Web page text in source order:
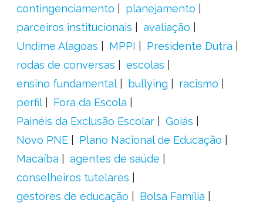
contingenciamento
planejamento
parceiros institucionais
avaliação
Undime Alagoas
MPPI
Presidente Dutra
rodas de conversas
escolas
ensino fundamental
bullying
racismo
perfil
Fora da Escola
Painéis da Exclusão Escolar
Goiás
Novo PNE
Plano Nacional de Educação
Macaíba
agentes de saúde
conselheiros tutelares
gestores de educação
Bolsa Família